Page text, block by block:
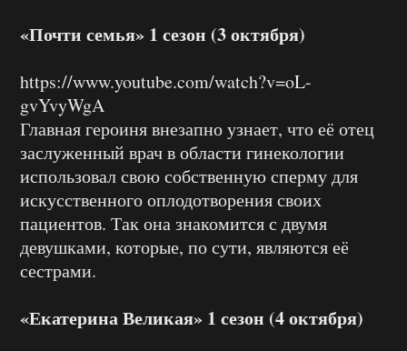
«Почти семья» 1 сезон (3 октября)
https://www.youtube.com/watch?v=oL-
gvYvyWgA
Главная героиня внезапно узнает, что её отец
заслуженный врач в области гинекологии
использовал свою собственную сперму для
искусственного оплодотворения своих
пациентов. Так она знакомится с двумя
девушками, которые, по сути, являются её
сестрами.
«Екатерина Великая» 1 сезон (4 октября)